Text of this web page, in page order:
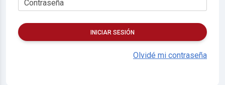
Contraseña
INICIAR SESIÓN
Olvidé mi contraseña